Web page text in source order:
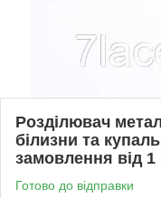
Розділювач
білизни та
замовлення від 1
Готово до відправки